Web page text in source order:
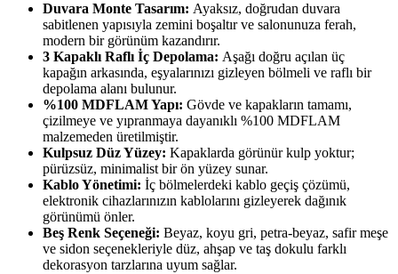
Duvara Monte Tasarım: Ayaksız, doğrudan duvara
sabitlenen yapısıyla zemini boşaltır ve salonunuza ferah,
modern bir görünüm kazandırır.
3 Kapaklı Raflı İç Depolama: Aşağı doğru açılan üç
kapağın arkasında, eşyalarınızı gizleyen bölmeli ve raflı bir
depolama alanı bulunur.
%100 MDFLAM Yapı: Gövde ve kapakların tamamı,
çizilmeye ve yıpranmaya dayanıklı %100 MDFLAM
malzemeden üretilmiştir.
Kulpsuz Düz Yüzey: Kapaklarda görünür kulp yoktur;
pürüzsüz, minimalist bir ön yüzey sunar.
Kablo Yönetimi: İç bölmelerdeki kablo geçiş çözümü,
elektronik cihazlarınızın kablolarını gizleyerek dağınık
görünümü önler.
Beş Renk Seçeneği: Beyaz, koyu gri, petra-beyaz, safir meşe
ve sidon seçenekleriyle düz, ahşap ve taş dokulu farklı
dekorasyon tarzlarına uyum sağlar.